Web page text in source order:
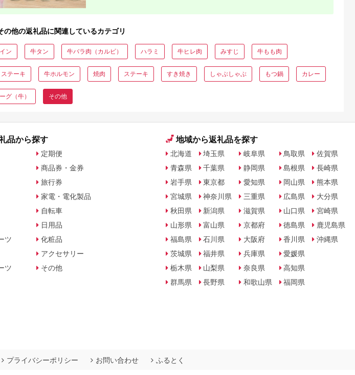
納税
め牛肉
納税 還元率ランキング｜高
還元率返礼品をジャンル別
に比較
の他の返礼品に関連しているカテゴリ
ン 牛タン 牛バラ肉（カルビ） ハラミ 牛ヒレ肉 みすじ 牛もも肉
テーキ 牛ホルモン 焼肉 ステーキ すき焼き しゃぶしゃぶ もつ鍋 カレー
グ（牛） その他
品から探す
ツ
ツ
定期便
商品券・金券
旅行券
家電・電化製品
自転車
日用品
化粧品
アクセサリー
その他
地域から返礼品を探す
北海道
青森県
岩手県
宮城県
秋田県
山形県
福島県
茨城県
栃木県
群馬県
埼玉県
千葉県
東京都
神奈川県
新潟県
富山県
石川県
福井県
山梨県
長野県
岐阜県
静岡県
愛知県
三重県
滋賀県
京都府
大阪府
兵庫県
奈良県
和歌山県
鳥取県
島根県
岡山県
広島県
山口県
徳島県
香川県
愛媛県
高知県
福岡県
佐賀県
長崎県
熊本県
大分県
宮崎県
鹿児島県
沖縄県
プライバシーポリシー お問い合わせ ふるとく